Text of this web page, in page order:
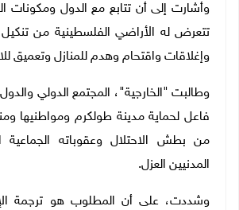
وأشارت إلى أن تتابع مع الدول ومكونات
تتعرض له الأراضي الفلسطينية من
وإغلاقات واقتحام وهدم للمنازل وتعميق
وطالبت "الخارجية"، المجتمع الدولي
فاعل لحماية مدينة طولكرم ومواطنيها
من بطش الاحتلال وعقوباته
المدنيين العزل.
وشددت، على أن المطلوب هو ترجمة